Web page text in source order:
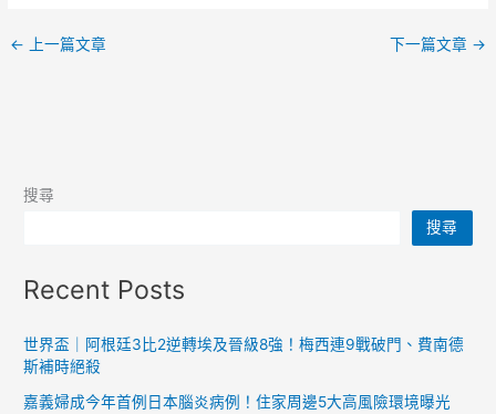
← 上一篇文章 下一篇文章 →
搜尋
搜尋
Recent Posts
世界盃｜阿根廷3比2逆轉埃及晉級8強！梅西連9戰破門、費南德
斯補時絕殺
嘉義婦成今年首例日本腦炎病例！住家周邊5大高風險環境曝光